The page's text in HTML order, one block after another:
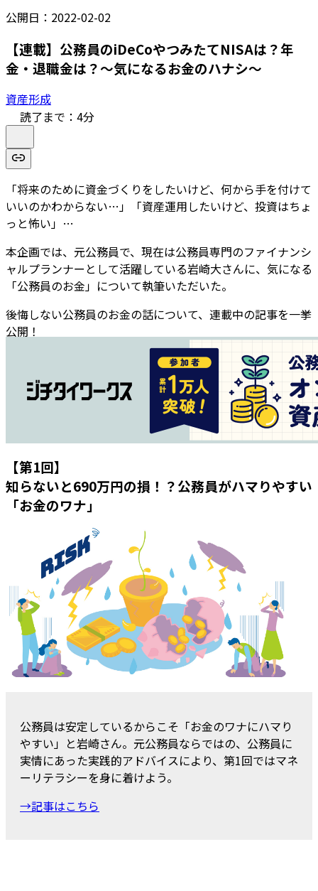
公開日： 2022-02-02
【連載】公務員のiDeCoやつみたてNISAは？年
金・退職金は？～気になるお金のハナシ～
資産形成
読了まで： 4分
「将来のために資金づくりをしたいけど、何から手を付けて
いいのかわからない…」「資産運用したいけど、投資はちょ
っと怖い」…
本企画では、元公務員で、現在は公務員専門のファイナンシ
ャルプランナーとして活躍している岩崎大さんに、気になる
「公務員のお金」について執筆いただいた。
後悔しない公務員のお金の話について、連載中の記事を一挙
公開！
【第1回】
知らないと690万円の損！？公務員がハマりやすい
「お金のワナ」
公務員は安定しているからこそ「お金のワナにハマり
やすい」と岩崎さん。元公務員ならではの、公務員に
実情にあった実践的アドバイスにより、第1回ではマネ
ーリテラシーを身に着けよう。
→記事はこちら